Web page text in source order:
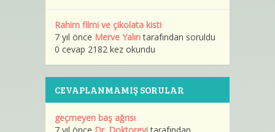
Rahim filmi ve çikolata kisti
7 yıl önce Merve Yalıntarafından soruldu
0 cevap 2182 kez okundu
CEVAPLANMAMIŞ SORULAR
geçmeyen baş ağrısı